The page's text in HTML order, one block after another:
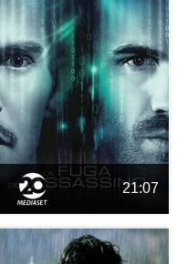
21:07